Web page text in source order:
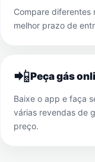
Compare diferentes
melhor prazo de
📲Peça gás
Baixe o app e faça
várias revendas de
preço.